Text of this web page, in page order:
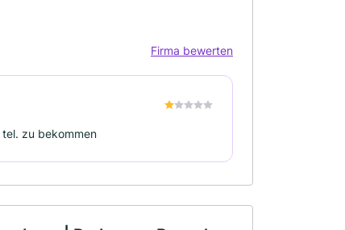
Firma bewerten
zu bekommen